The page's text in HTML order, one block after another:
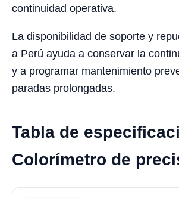
continuidad operativa.
La disponibilidad de soporte y
a Perú ayuda a conservar la
y a programar mantenimiento
paradas prolongadas.
Tabla de
Colorímetro de